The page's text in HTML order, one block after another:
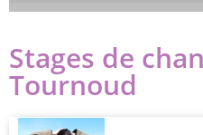
Stages de
Tournoud